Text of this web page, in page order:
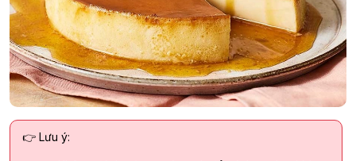
👉 Lưu ý: